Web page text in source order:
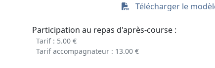
Télécharger le
Participation au repas d'après-course :
Tarif : 5.00 €
Tarif accompagnateur : 13.00 €